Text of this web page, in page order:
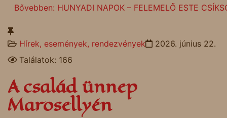
Bővebben: HUNYADI NAPOK – FELEMELŐ ESTE
Hírek, események, rendezvények
2026. június 22.
Találatok: 166
A család ünnep
Marosellyén